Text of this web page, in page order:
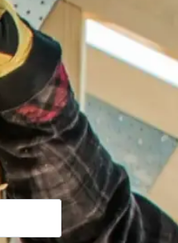
повече за
на уебсайта,
наш представител ще